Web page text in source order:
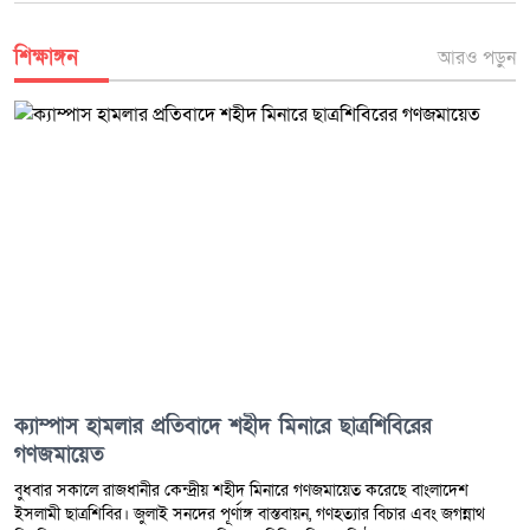
শিক্ষাঙ্গন আরও পড়ুন
ক্যাম্পাস হামলার প্রতিবাদে শহীদ মিনারে ছাত্রশিবিরের
গণজমায়েত
বুধবার সকালে রাজধানীর কেন্দ্রীয় শহীদ মিনারে গণজমায়েত করেছে বাংলাদেশ
ইসলামী ছাত্রশিবির। জুলাই সনদের পূর্ণাঙ্গ বাস্তবায়ন, গণহত্যার বিচার এবং জগন্নাথ